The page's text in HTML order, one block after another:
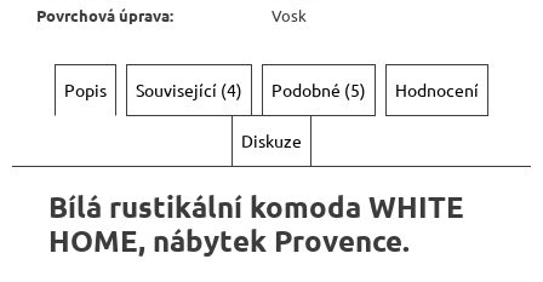
Povrchová úprava: Vosk
Popis Související (4) Podobné (5) Hodnocení
Diskuze
Bílá rustikální komoda WHITE
HOME, nábytek Provence.